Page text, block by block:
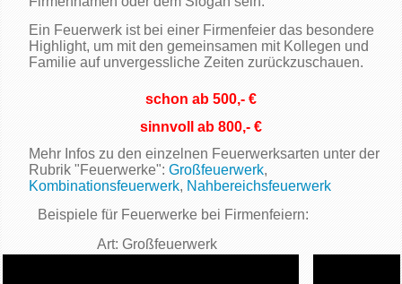
Ein Feuerwerk ist bei einer Firmenfeier das besondere
Highlight, um mit den gemeinsamen mit Kollegen und
Familie auf unvergessliche Zeiten zurückzuschauen.
schon ab 500,- €
sinnvoll ab 800,- €
Mehr Infos zu den einzelnen Feuerwerksarten unter der
Rubrik "Feuerwerke": Großfeuerwerk,
Kombinationsfeuerwerk, Nahbereichsfeuerwerk
Beispiele für Feuerwerke bei Firmenfeiern:
Art: Großfeuerwerk